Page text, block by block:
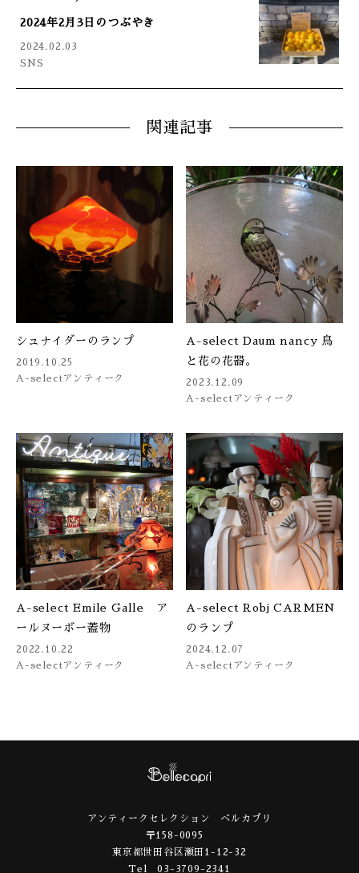
2024年2月3日のつぶやき
2024.02.03
SNS
関連記事
シュナイダーのランプ
2019.10.25
A-selectアンティーク
A-select Daum nancy 鳥
と花の花器。
2023.12.09
A-select アンティーク
A-select Emile Galle ア
ールヌーボー蓋物
2022.10.22
A-selectアンティーク
A-select Robj CARMEN
のランプ
2024.12.07
A-select アンティーク
アンティークセレクション ベルカプリ
〒158-0095
東京都世田谷区瀬田1-12-32
Tel 03-3709-2341